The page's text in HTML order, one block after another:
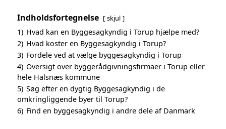
Indholdsfortegnelse skjul
1) Hvad kan en Byggesagkyndig i Torup hjælpe med?
2) Hvad koster en Byggesagkyndig i Torup?
3) Fordele ved at vælge byggesagkyndig i Torup
4) Oversigt over byggerådgivningsfirmaer i Torup eller
hele Halsnæs kommune
5) Søg efter en dygtig Byggesagkyndig i de
omkringliggende byer til Torup?
6) Find en byggesagkyndig i andre dele af Danmark